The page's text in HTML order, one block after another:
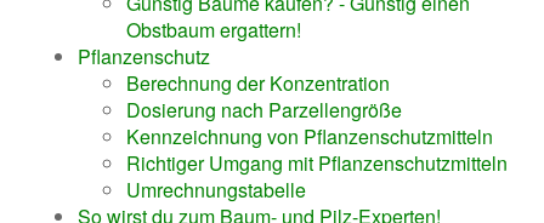
Obstbaum ergattern!
Pflanzenschutz
Berechnung der Konzentration
Dosierung nach Parzellengröße
Kennzeichnung von Pflanzenschutzmitteln
Richtiger Umgang mit Pflanzenschutzmitteln
Umrechnungstabelle
So wirst du zum Baum- und Pilz-Experten!